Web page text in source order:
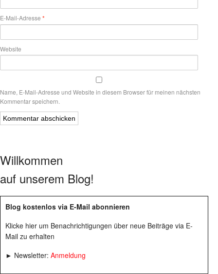
E-Mail-Adresse *
Website
Name, E-Mail-Adresse und Website in diesem Browser für meinen nächsten
Kommentar speichern.
Willkommen
auf unserem Blog!
Blog kostenlos via E-Mail abonnieren
Klicke hier um Benachrichtigungen über neue Beiträge via E-
Mail zu erhalten
► Newsletter: Anmeldung